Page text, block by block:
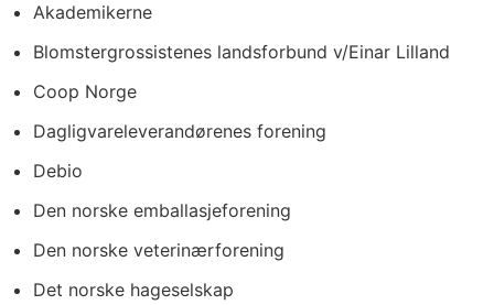
Akademikerne
Blomstergrossistenes landsforbund v/Einar Lilland
Coop Norge
Dagligvareleverandørenes forening
Debio
Den norske emballasjeforening
Den norske veterinærforening
Det norske hageselskap